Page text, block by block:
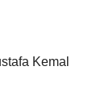
Kemal